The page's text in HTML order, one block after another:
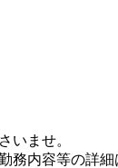
いませ。
内容等の詳細